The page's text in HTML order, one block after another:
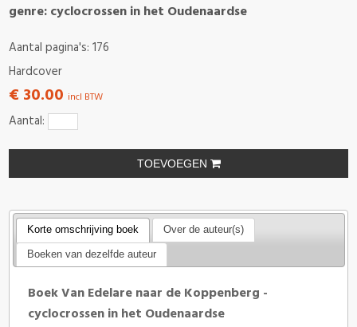
genre: cyclocrossen in het Oudenaardse
Aantal pagina's: 176
Hardcover
€ 30.00 incl BTW
Aantal:
TOEVOEGEN
Korte omschrijving boek Over de auteur(s)
Boeken van dezelfde auteur
Boek Van Edelare naar de Koppenberg -
cyclocrossen in het Oudenaardse